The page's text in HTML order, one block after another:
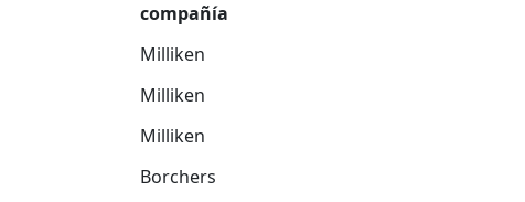
compañía
Milliken
Milliken
Milliken
Borchers